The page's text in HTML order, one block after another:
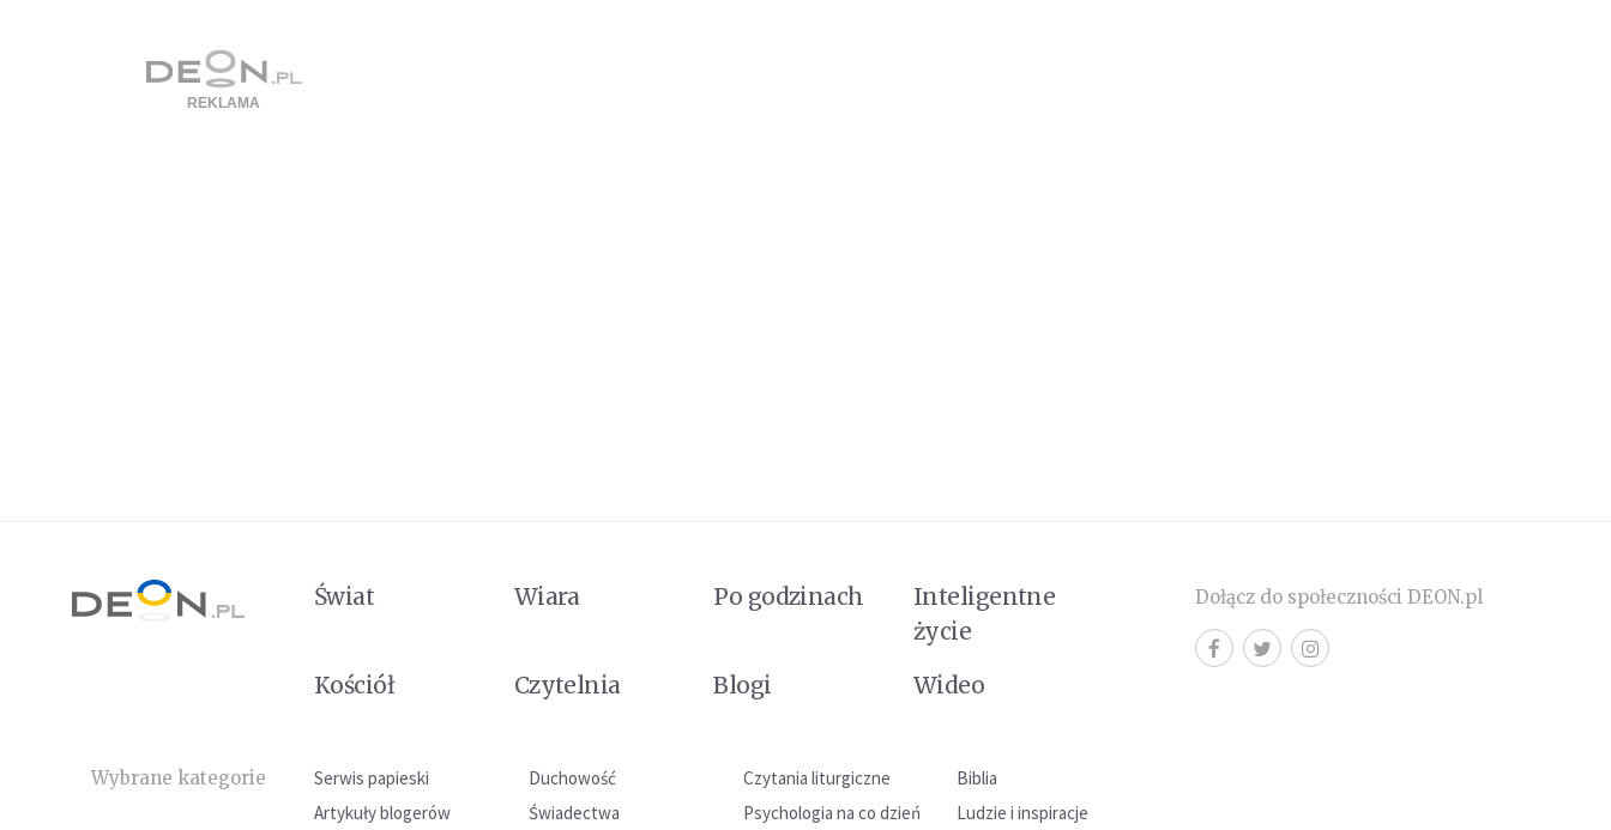
Świat Wiara Po godzinach
Inteligentne
życie
Kościół
Czytelnia Blogi Wideo
Wybrane kategorie Serwis papieski Duchowość Czytania liturgiczne
Biblia
Artykuły blogerów
Świadectwa Psychologia na co dzień Ludzie i inspiracje
Dołącz do społeczności DEON.pl